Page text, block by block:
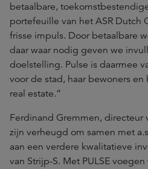
betaalbare,
portefeuille van het ASR Dutch
frisse impuls. Door betaalbare
daar waar nodig geven we
doelstelling. Pulse is daarmee
voor de stad, haar bewoners en
real estate.”
Ferdinand Gremmen, directeur
zijn verheugd om samen met
aan een verdere kwalitatieve
van Strijp-S. Met PULSE